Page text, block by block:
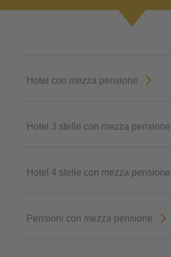
Hotel con mezza pensione
Hotel 3 stelle con mezza pensione
Hotel 4 stelle con mezza pensione
Pensioni con mezza pensione